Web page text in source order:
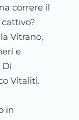
correre il
cattivo?
Vitrano,
e
Di
Vitaliti.
in